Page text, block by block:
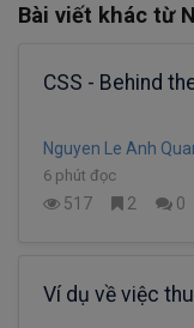
Bài viết khác từ
CSS - Behind
Nguyen Le Anh
6 phút đọc
517 2 0
Ví dụ về việc